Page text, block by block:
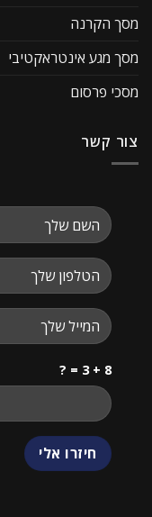
מסך הקרנה
מסך מגע אינטראקטיבי
מסכי פרסום
צור קשר
8 + 3 = ?